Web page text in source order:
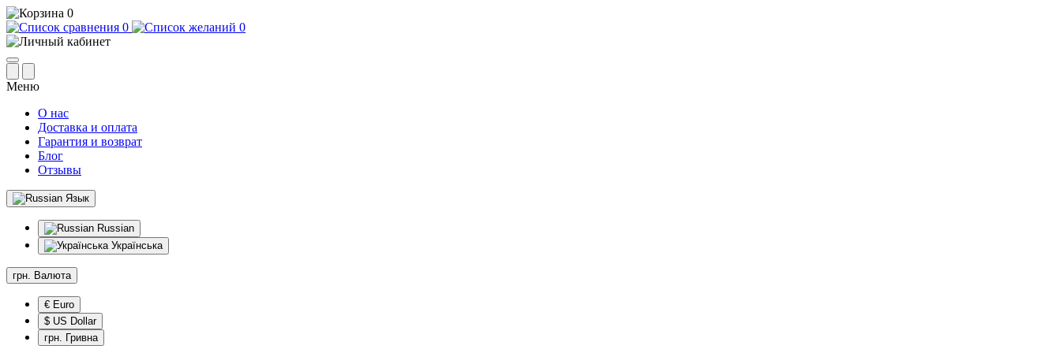
0
0
0
Меню
О нас
Доставка и оплата
Гарантия и возврат
Блог
Отзывы
Язык
Russian
Українська
грн. Валюта
€ Euro
$ US Dollar
грн. Гривна